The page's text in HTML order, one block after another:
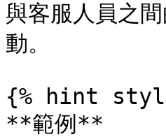
與客服人員之
動。
{% hint
**範例**